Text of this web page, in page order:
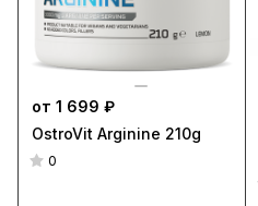
от 1 699 ₽
OstroVit Arginine 210g
0